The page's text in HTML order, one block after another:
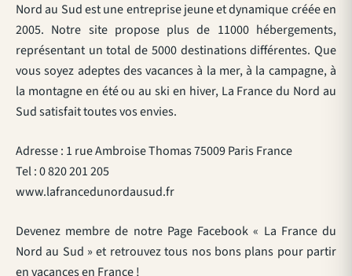
Nord au Sud est une entreprise jeune et dynamique créée en
2005. Notre site propose plus de 11000 hébergements,
représentant un total de 5000 destinations différentes. Que
vous soyez adeptes des vacances à la mer, à la campagne, à
la montagne en été ou au ski en hiver, La France du Nord au
Sud satisfait toutes vos envies.
Adresse : 1 rue Ambroise Thomas 75009 Paris France
Tel : 0 820 201 205
www.lafrancedunordausud.fr
Devenez membre de notre Page Facebook « La France du
Nord au Sud » et retrouvez tous nos bons plans pour partir
en vacances en France !